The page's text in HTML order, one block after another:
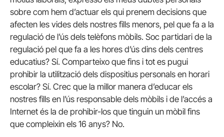
sobre com hem d’actuar els qui prenem decisions que
afecten les vides dels nostres fills menors, pel que fa a la
regulació de l’ús dels telèfons mòbils. Soc partidari de la
regulació pel que fa a les hores d’ús dins dels centres
educatius? Sí. Comparteixo que fins i tot es pugui
prohibir la utilització dels dispositius personals en horari
escolar? Sí. Crec que la millor manera d’educar els
nostres fills en l’ús responsable dels mòbils i de l’accés a
Internet és la de prohibir-los que tinguin un mòbil fins
que compleixin els 16 anys? No.